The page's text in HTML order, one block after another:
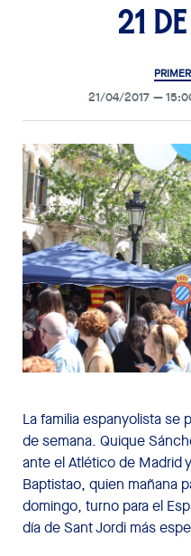
21
21/04/2017
La familia espanyolista se
de semana. Quique
ante el Atlético de Madrid
Baptistao, quien mañana
domingo, turno para el
día de Sant Jordi más